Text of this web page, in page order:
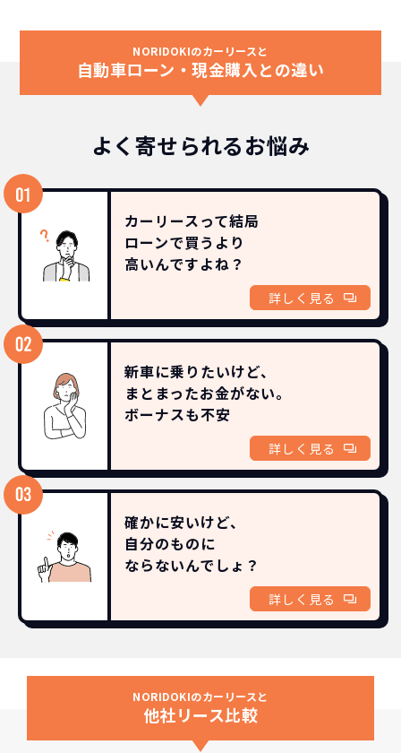
NORIDOKIのカーリースと
自動車ローン・現金購入との違い
よく寄せられるお悩み
カーリースって結局
ローンで買うより
高いんですよね？
詳しく見る
新車に乗りたいけど、
まとまったお金がない。
ボーナスも不安
詳しく見る
確かに安いけど、
自分のものに
ならないんでしょ？
詳しく見る
NORIDOKIのカーリースと
他社リース比較